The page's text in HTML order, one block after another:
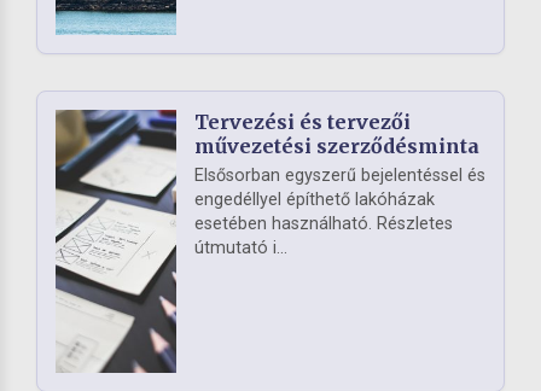
Tervezési és tervezői
művezetési szerződésminta
Elsősorban egyszerű bejelentéssel és
engedéllyel építhető lakóházak
esetében használható. Részletes
útmutató i...